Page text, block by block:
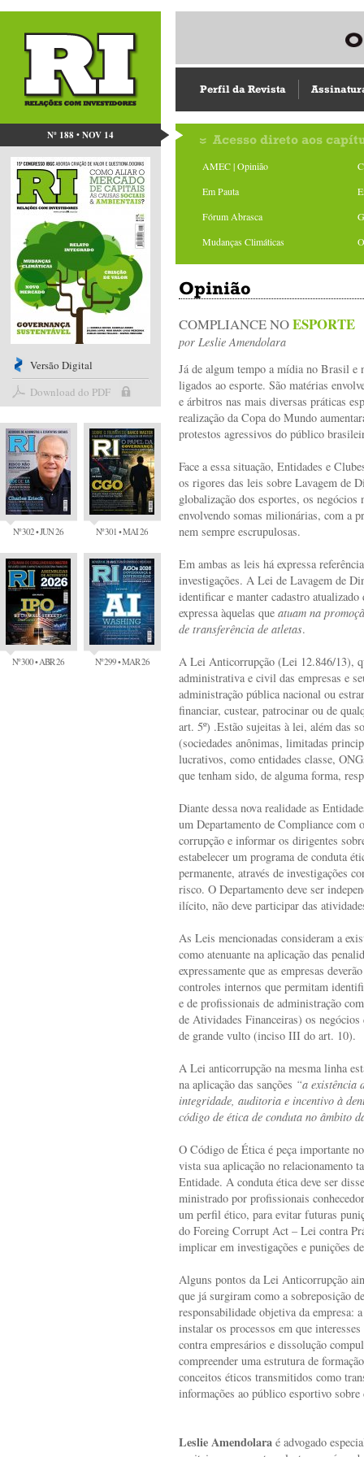
Nº 188 • NOV 14
Versão Digital
Download do PDF
Nº 302 • JUN 26 Nº 301 • MAI 26
Nº 300 • ABR 26 Nº 299 • MAR 26
Perfil da Revista
Acesso direto aos
AMEC | Opinião
Em Pauta
Fórum Abrasca
Mudanças Climáticas
Opinião
COMPLIANCE NOESPORTE
por Leslie Amendolara
Já de algum tempo a mídia no Brasil e
ligados ao esporte. São matérias
e árbitros nas mais diversas práticas
realização da Copa do Mundo
protestos agressivos do público
Face a essa situação, Entidades e
os rigores das leis sobre Lavagem de
globalização dos esportes, os
envolvendo somas milionárias, com a
nem sempre escrupulosas.
Em ambas as leis há expressa
investigações. A Lei de Lavagem de
identificar e manter cadastro atualizado
expressa àquelas que atuam na
de transferência de atletas.
A Lei Anticorrupção (Lei 12.846/13),
administrativa e civil das empresas e
administração pública nacional ou
financiar, custear, patrocinar ou de
art. 5º) .Estão sujeitas à lei, além das
(sociedades anônimas, limitadas
lucrativos, como entidades classe,
que tenham sido, de alguma forma,
Diante dessa nova realidade as
um Departamento de Compliance
corrupção e informar os dirigentes
estabelecer um programa de conduta
permanente, através de investigações
risco. O Departamento deve ser
ilícito, não deve participar das
As Leis mencionadas consideram a
como atenuante na aplicação das
expressamente que as empresas
controles internos que permitam
e de profissionais de administração
de Atividades Financeiras) os negócios
de grande vulto (inciso III do art. 10).
A Lei anticorrupção na mesma linha
na aplicação das sanções “a existência
integridade, auditoria e incentivo à
código de ética de conduta no âmbito
O Código de Ética é peça importante
vista sua aplicação no relacionamento
Entidade. A conduta ética deve ser
ministrado por profissionais
um perfil ético, para evitar futuras
do Foreing Corrupt Act – Lei contra
implicar em investigações e punições
Alguns pontos da Lei Anticorrupção
que já surgiram como a sobreposição
responsabilidade objetiva da empresa:
instalar os processos em que
contra empresários e dissolução
compreender uma estrutura de
conceitos éticos transmitidos como
informações ao público esportivo
Leslie Amendolara é advogado